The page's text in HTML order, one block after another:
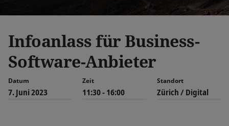
Infoanlass für Business-
Software-Anbieter
Datum
7. Juni 2023
Zeit
11:30 - 16:00
Standort
Zürich / Digital